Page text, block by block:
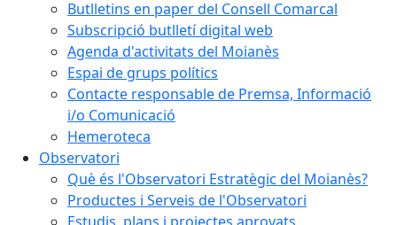
Butlletins en paper del Consell Comarcal
Subscripció butlletí digital web
Agenda d'activitats del Moianès
Espai de grups polítics
Contacte responsable de Premsa, Informació
i/o Comunicació
Hemeroteca
Observatori
Què és l'Observatori Estratègic del Moianès?
Productes i Serveis de l'Observatori